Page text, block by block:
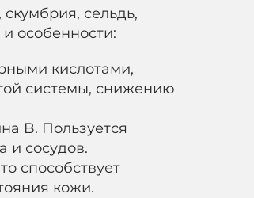
сельдь,
особенности:
кислотами,
системы, снижению
B. Пользуется
и сосудов.
способствует
кожи.